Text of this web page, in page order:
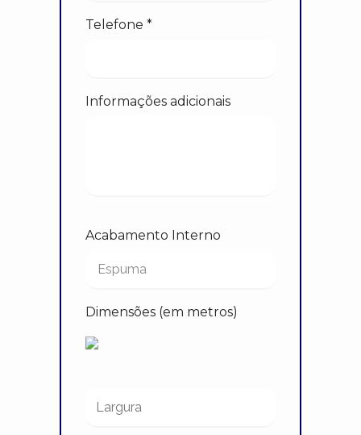
Telefone *
Informações adicionais
Acabamento Interno
Dimensões (em metros)